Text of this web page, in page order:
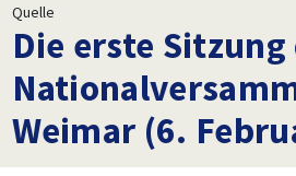
Quelle
Die erste
Weimar (6.